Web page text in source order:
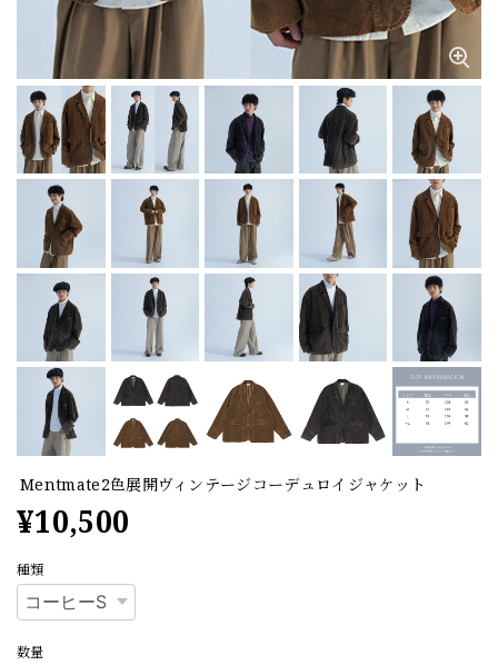
Mentmate2色展開ヴィンテージコーデュロイジャケット
¥10,500
種類
数量